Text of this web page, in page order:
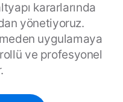
kararlarında
yönetiyoruz.
uygulamaya
ve profesyonel